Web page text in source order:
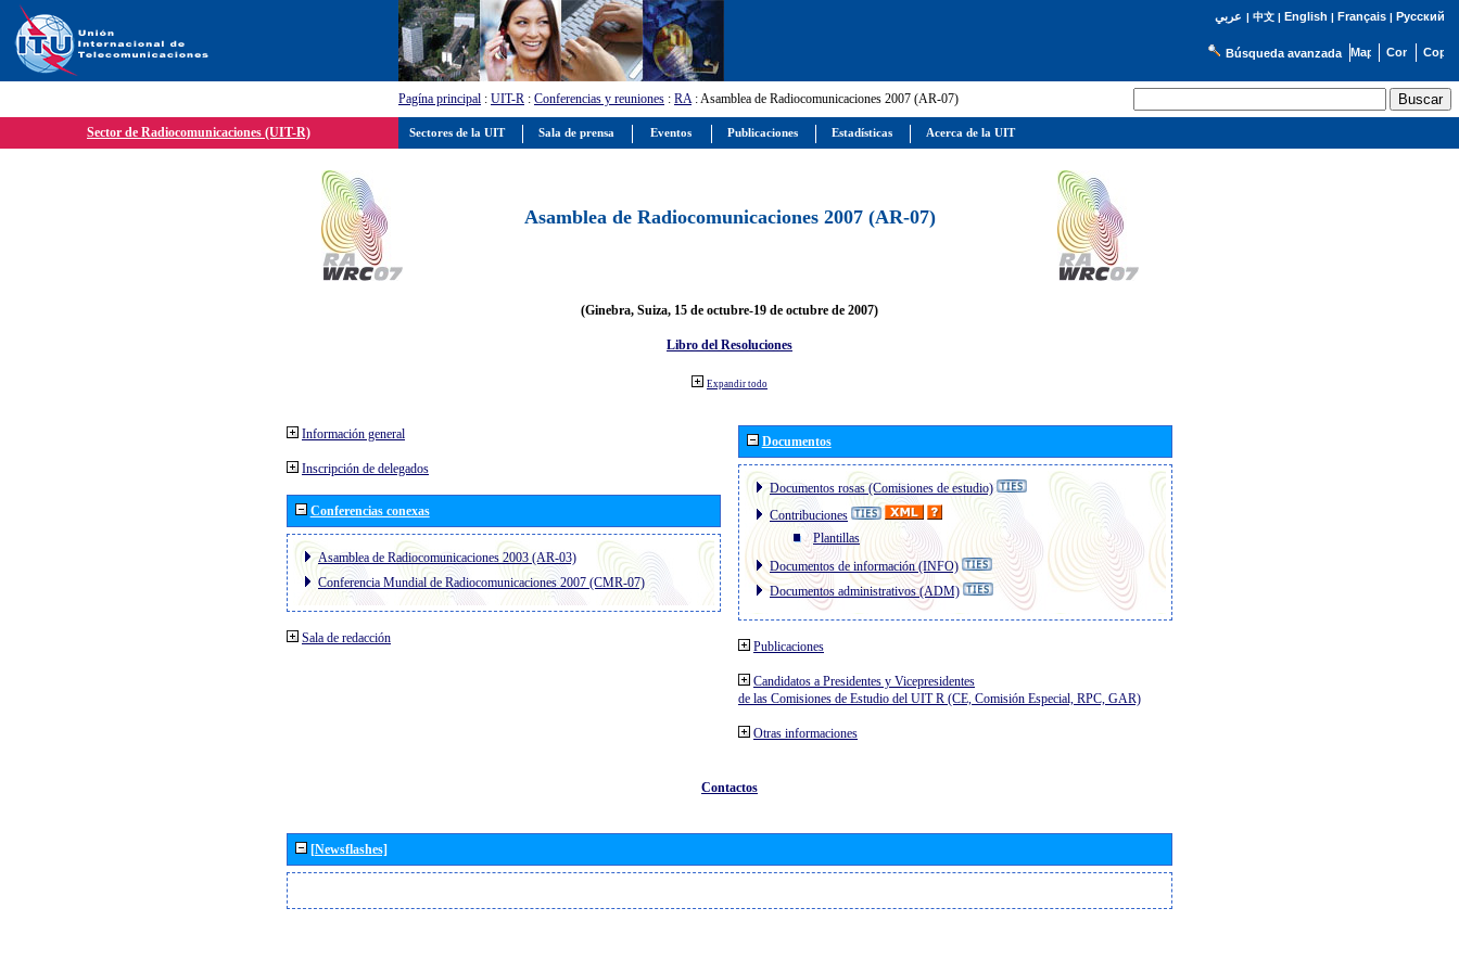
عربي | 中文| English | Français| Русский
Búsqueda avanzada
Pagína principal : UIT-R : Conferencias y reuniones : RA: Asamblea de Radiocomunicaciones 2007 (AR-07)
Sector de Radiocomunicaciones (UIT-R)
Asamblea de Radiocomunicaciones 2007 (AR-07)
(Ginebra, Suiza, 15 de octubre-19 de octubre de 2007)
Libro del Resoluciones
Expandir todo
Información general
Inscripción de delegados
Conferencias conexas
Asamblea de Radiocomunicaciones 2003 (AR-03)
Conferencia Mundial de Radiocomunicaciones 2007 (CMR-07)
Sala de redacción
Documentos
Documentos rosas (Comisiones de estudio)
Contribuciones
Plantillas
Documentos de información (INFO)
Documentos administrativos (ADM)
Publicaciones
Candidatos a Presidentes y Vicepresidentes
de las Comisiones de Estudio del UIT R (CE, Comisión Especial, RPC, GAR)
Otras informaciones
Contactos
[Newsflashes]
Sectores de la UIT Sala de prensa Eventos Publicaciones Estadísticas Acerca de la UIT